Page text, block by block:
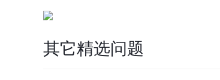
其它精选问题